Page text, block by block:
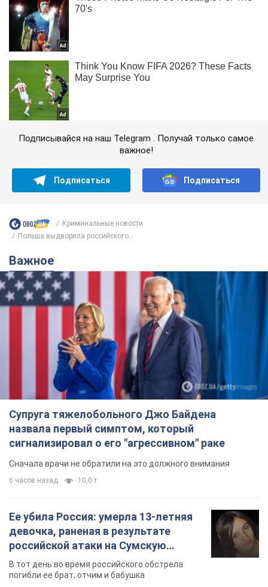
Подписывайся на наш Telegram . Получай только самое
важное!
Подписаться Подписаться
Криминальные новости
Польша выдворила российского...
Важное
Супруга тяжелобольного Джо Байдена
назвала первый симптом, который
сигнализировал о его "агрессивном" раке
Сначала врачи не обратили на это должного внимания
6 часов назад 10,0 т.
Ее убила Россия: умерла 13-летняя
девочка, раненая в результате
российской атаки на Сумскую
область. Фото
В тот день во время российского обстрела
погибли ее брат, отчим и бабушка